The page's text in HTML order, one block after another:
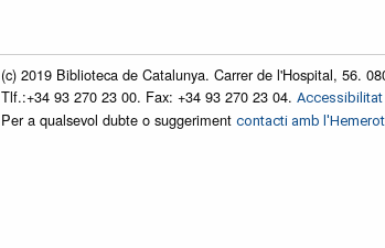
(c) 2019 Biblioteca de Catalunya. Carrer de l'Hospital, 56.
Tlf.:+34 93 270 23 00. Fax: +34 93 270 23 04. Accessibilitat
Per a qualsevol dubte o suggeriment contacti amb